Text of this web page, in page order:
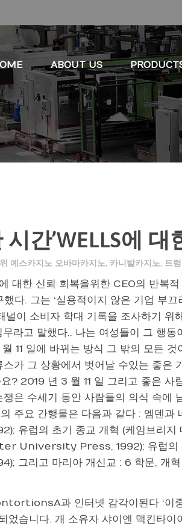
ABOUT US
간’WELLS에 대
예스카지노 오바마카지노, 카니발카지노, 트
대한 신뢰 회복을위한 CEO의 반
다. 그는 ‘실용적이지 않은 기업 부
널이 소비자 학대 기록을 조사하기
라고 말했다.. 나는 여성들이 그 행
11 일에 바뀌는 방식 그 밖의 모든
스가 그 상황에서 벗어날 수있는 좋은
? 2019 년 3 월 11 일 그리고 좋은
은 수세기 동안 사람들의 의식 속에
주요 간행물은 다음과 같다 : 엠덴
유럽의 초기 종교 개혁 (케임브리지
University Press, 1992); 유럽
그리고 마리아 개신교 : 6 학문, 개
과 인터넷 감각이된다 ‘이
었습니다. 개 소유자 샤이엔 맥킨타